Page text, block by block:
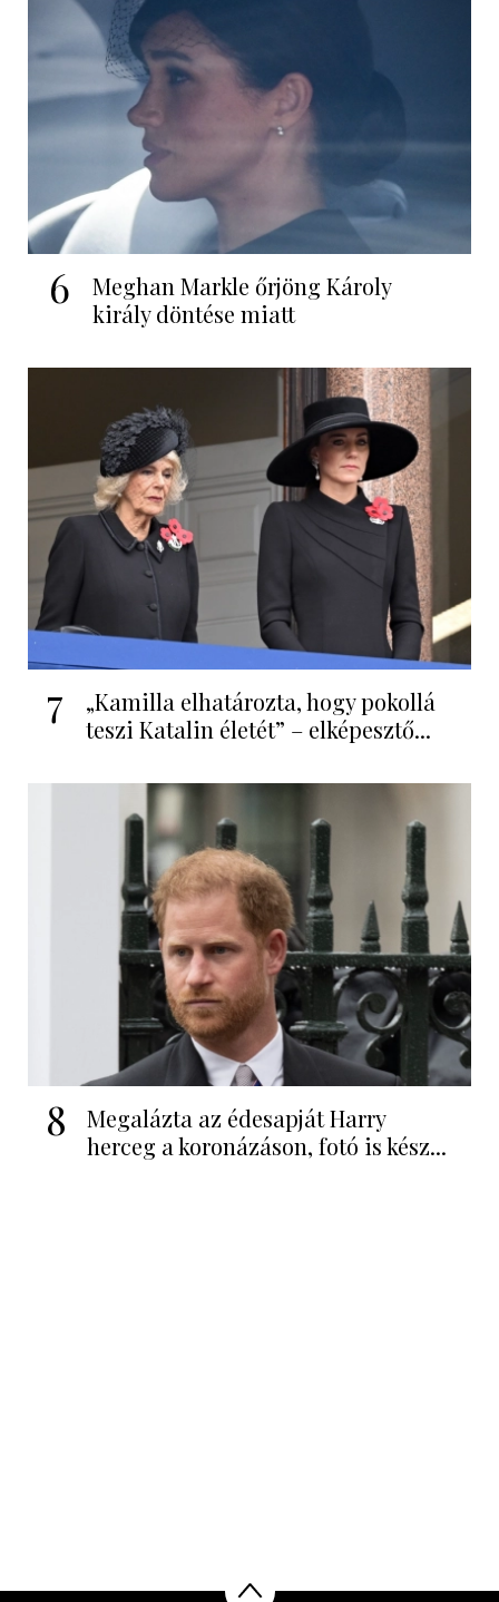
6
Meghan Markle őrjöng Károly
király döntése miatt
7
„Kamilla elhatározta, hogy pokollá
teszi Katalin életét” – elképesztő...
8
Megalázta az édesapját Harry
herceg a koronázáson, fotó is kész...